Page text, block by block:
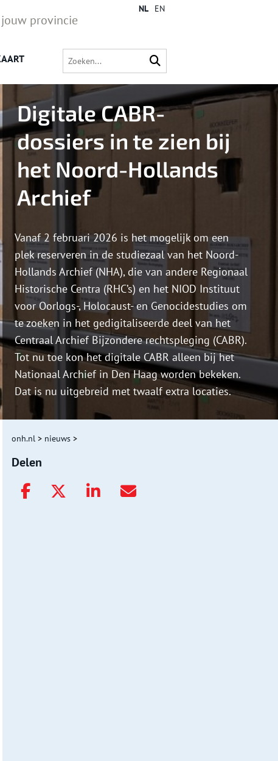
provincie
NL EN
Digitale CABR-
dossiers in te zien bij
het Noord-Hollands
Archief
Vanaf 2 februari 2026 is het mogelijk om een
plek reserveren in de studiezaal van het Noord-
Hollands Archief (NHA), die van andere Regionaal
Historische Centra (RHC’s) en het NIOD Instituut
voor Oorlogs-, Holocaust- en Genocidestudies om
te zoeken in het gedigitaliseerde deel van het
Centraal Archief Bijzondere rechtspleging (CABR).
Tot nu toe kon het digitale CABR alleen bij het
Nationaal Archief in Den Haag worden bekeken.
Dat is nu uitgebreid met twaalf extra locaties.
onh.nl > nieuws >
Delen